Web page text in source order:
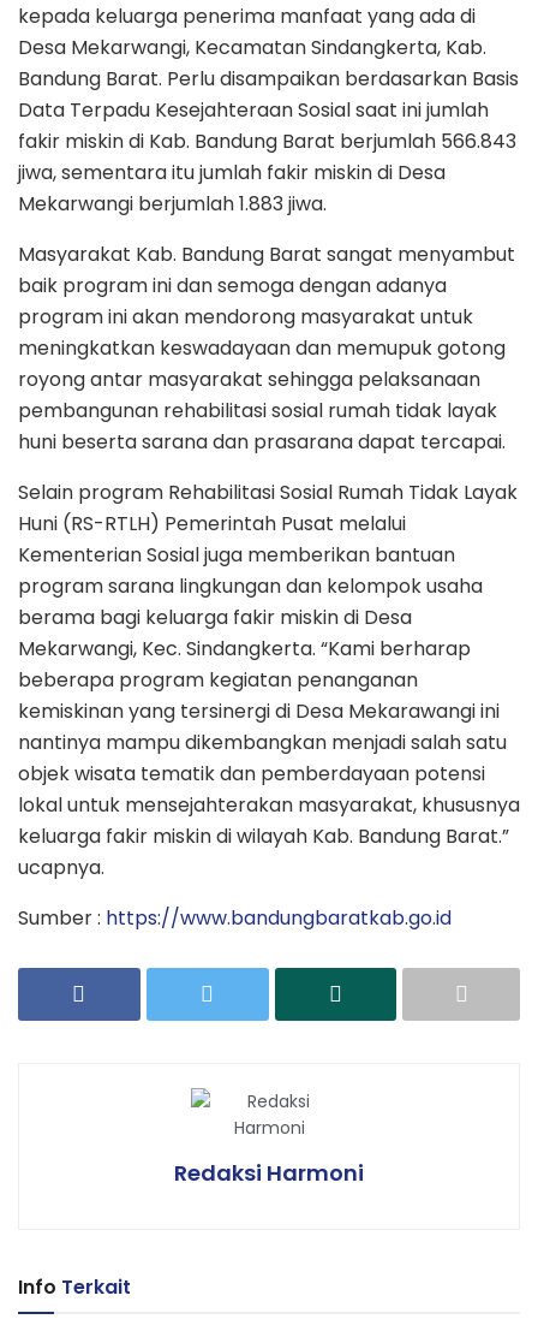
kepada keluarga penerima manfaat yang ada di
Desa Mekarwangi, Kecamatan Sindangkerta, Kab.
Bandung Barat. Perlu disampaikan berdasarkan Basis
Data Terpadu Kesejahteraan Sosial saat ini jumlah
fakir miskin di Kab. Bandung Barat berjumlah 566.843
jiwa, sementara itu jumlah fakir miskin di Desa
Mekarwangi berjumlah 1.883 jiwa.
Masyarakat Kab. Bandung Barat sangat menyambut
baik program ini dan semoga dengan adanya
program ini akan mendorong masyarakat untuk
meningkatkan keswadayaan dan memupuk gotong
royong antar masyarakat sehingga pelaksanaan
pembangunan rehabilitasi sosial rumah tidak layak
huni beserta sarana dan prasarana dapat tercapai.
Selain program Rehabilitasi Sosial Rumah Tidak Layak
Huni (RS-RTLH) Pemerintah Pusat melalui
Kementerian Sosial juga memberikan bantuan
program sarana lingkungan dan kelompok usaha
berama bagi keluarga fakir miskin di Desa
Mekarwangi, Kec. Sindangkerta. “Kami berharap
beberapa program kegiatan penanganan
kemiskinan yang tersinergi di Desa Mekarawangi ini
nantinya mampu dikembangkan menjadi salah satu
objek wisata tematik dan pemberdayaan potensi
lokal untuk mensejahterakan masyarakat, khususnya
keluarga fakir miskin di wilayah Kab. Bandung Barat.”
ucapnya.
Sumber : https://www.bandungbaratkab.go.id
Redaksi Harmoni
Info Terkait